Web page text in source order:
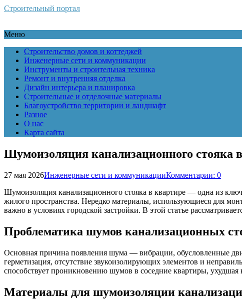
Строительный портал
Меню
Строительство домов и коттеджей
Инженерные сети и коммуникации
Инструменты и строительная техника
Ремонт и внутренняя отделка
Дизайн интерьера и планировка
Строительные и отделочные материалы
Благоустройство территории и ландшафт
Разное
О нас
Карта сайта
Шумоизоляция канализационного стояка
27 мая 2026Инженерные сети и коммуникацииКомментарии: 0
Шумоизоляция канализационного стояка в квартире — одна из
жилого пространства. Нередко материалы, использующиеся для
важно в условиях городской застройки. В этой статье
Проблематика шумов канализационных
Основная причина появления шума — вибрации, обусловленные
герметизация, отсутствие звукоизолирующих элементов и
способствует проникновению шумов в соседние квартиры, ухудшая
Материалы для шумоизоляции